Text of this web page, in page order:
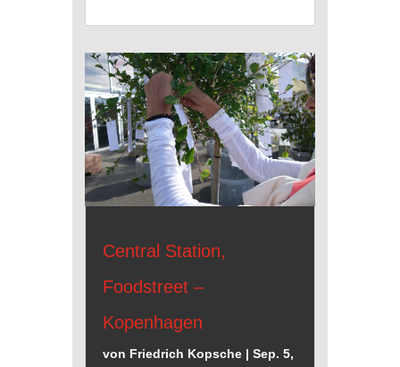
Central Station,
Foodstreet –
Kopenhagen
von Friedrich Kopsche| Sep. 5,